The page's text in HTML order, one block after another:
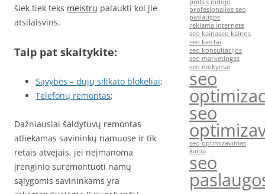
šiek tiek teks meistrų palaukti kol jie
atsilaisvins.
Taip pat skaitykite:
Sąvybės – dujų silikato blokeliai;
Telefonų remontas;
Dažniausiai šaldytuvų remontas
atliekamas savininkų namuose ir tik
retais atvejais, jei neįmanoma
įrenginio suremontuoti namų
sąlygomis savininkams yra
poilsis nidoje
profesionalios seo
paslaugos
reklama internete
seo kainaseo kainos
seo kas tai
seo konsultacijos
seo marketingas
seo mokymai
seo
seo
seo optimizavimas
kaina
seo